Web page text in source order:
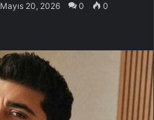
Mayıs 20, 2026 0 0